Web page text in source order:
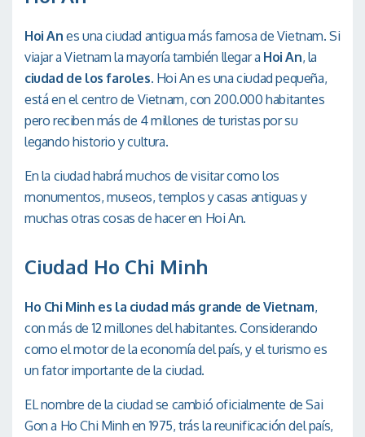
Hoi An es una ciudad antigua más famosa de Vietnam. Si
viajar a Vietnam la mayoría también llegar a Hoi An, la
ciudad de los faroles. Hoi An es una ciudad pequeña,
está en el centro de Vietnam, con 200.000 habitantes
pero reciben más de 4 millones de turistas por su
legando historio y cultura.
En la ciudad habrá muchos de visitar como los
monumentos, museos, templos y casas antiguas y
muchas otras cosas de hacer en Hoi An.
Ciudad Ho Chi Minh
Ho Chi Minh es la ciudad más grande de Vietnam,
con más de 12 millones del habitantes. Considerando
como el motor de la economía del país, y el turismo es
un fator importante de la ciudad.
EL nombre de la ciudad se cambió oficialmente de Sai
Gon a Ho Chi Minh en 1975, trás la reunificación del país,